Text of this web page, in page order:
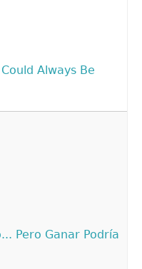
Could Always Be
Pero Ganar Podría